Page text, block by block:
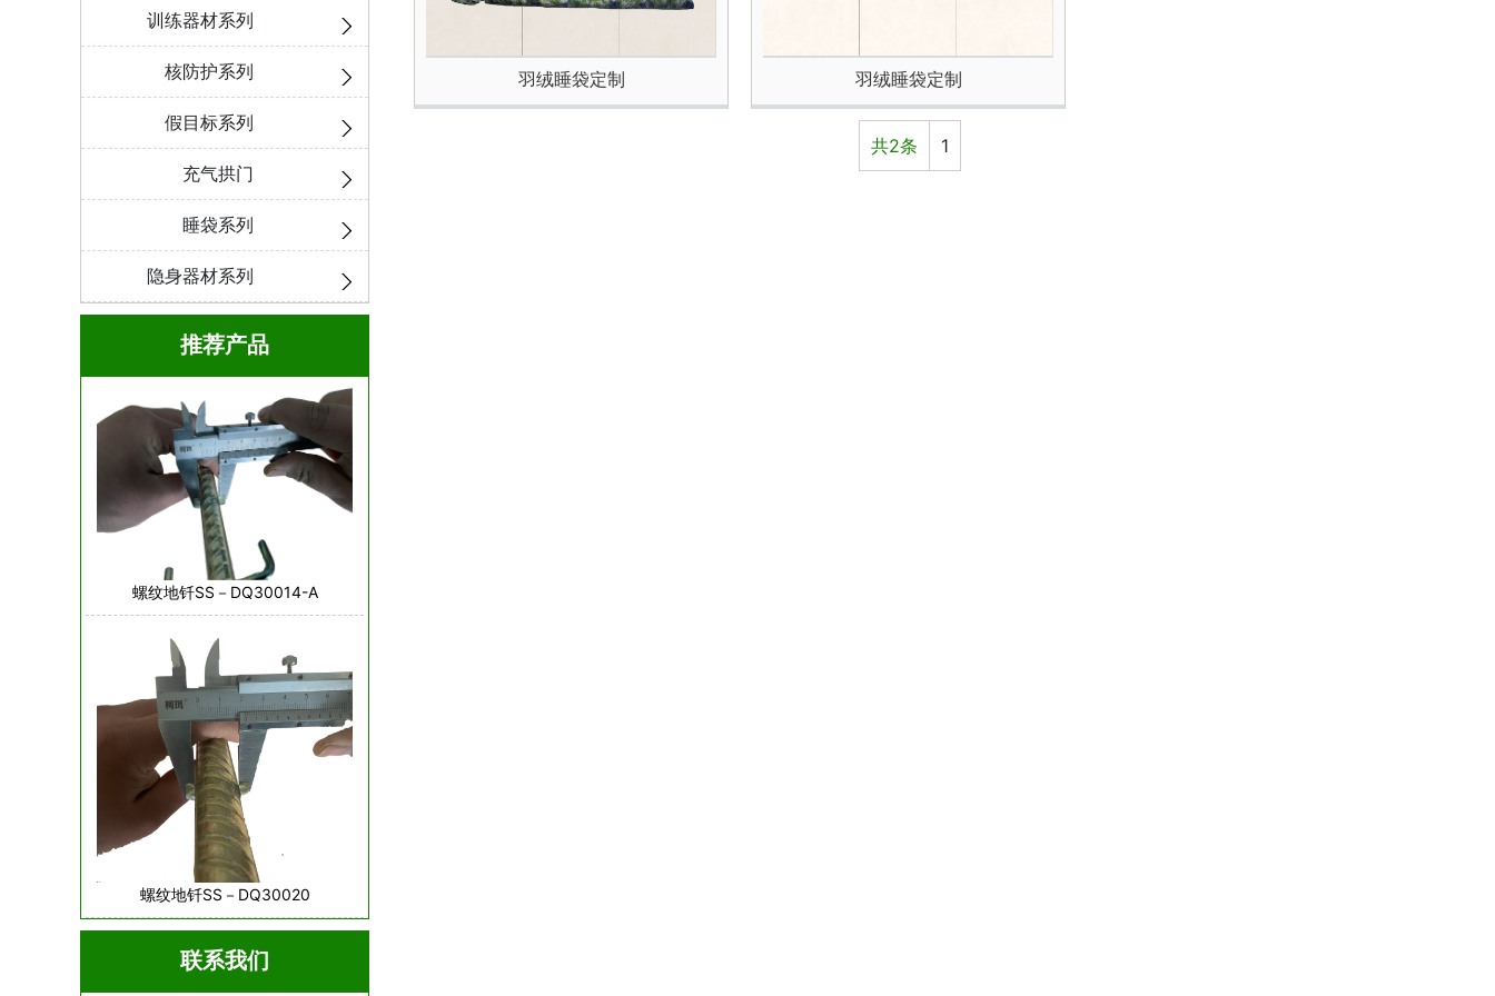
训练器材系列
核防护系列
假目标系列
充气拱门
睡袋系列
隐身器材系列
推荐产品
螺纹地钎SS－DQ30014-A
螺纹地钎SS－DQ30020
联系我们
羽绒睡袋定制 羽绒睡袋定制
共2条 1